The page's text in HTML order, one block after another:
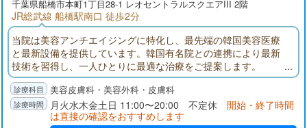
千葉県船橋市本町1丁目28-1 レオセントラルスクエアIII 2階
JR総武線 船橋駅南口 徒歩2分
当院は美容アンチエイジングに特化し、最先端の韓国美容医療
と最新設備を提供しています。韓国有名院との連携により最新
技術を習得し、一人ひとりに最適な治療をご提案します。
美容皮膚科・美容外科・皮膚科
月火水木金土日 11:00〜20:00 不定休 開始・終了時間
は直接の確認をおすすめします